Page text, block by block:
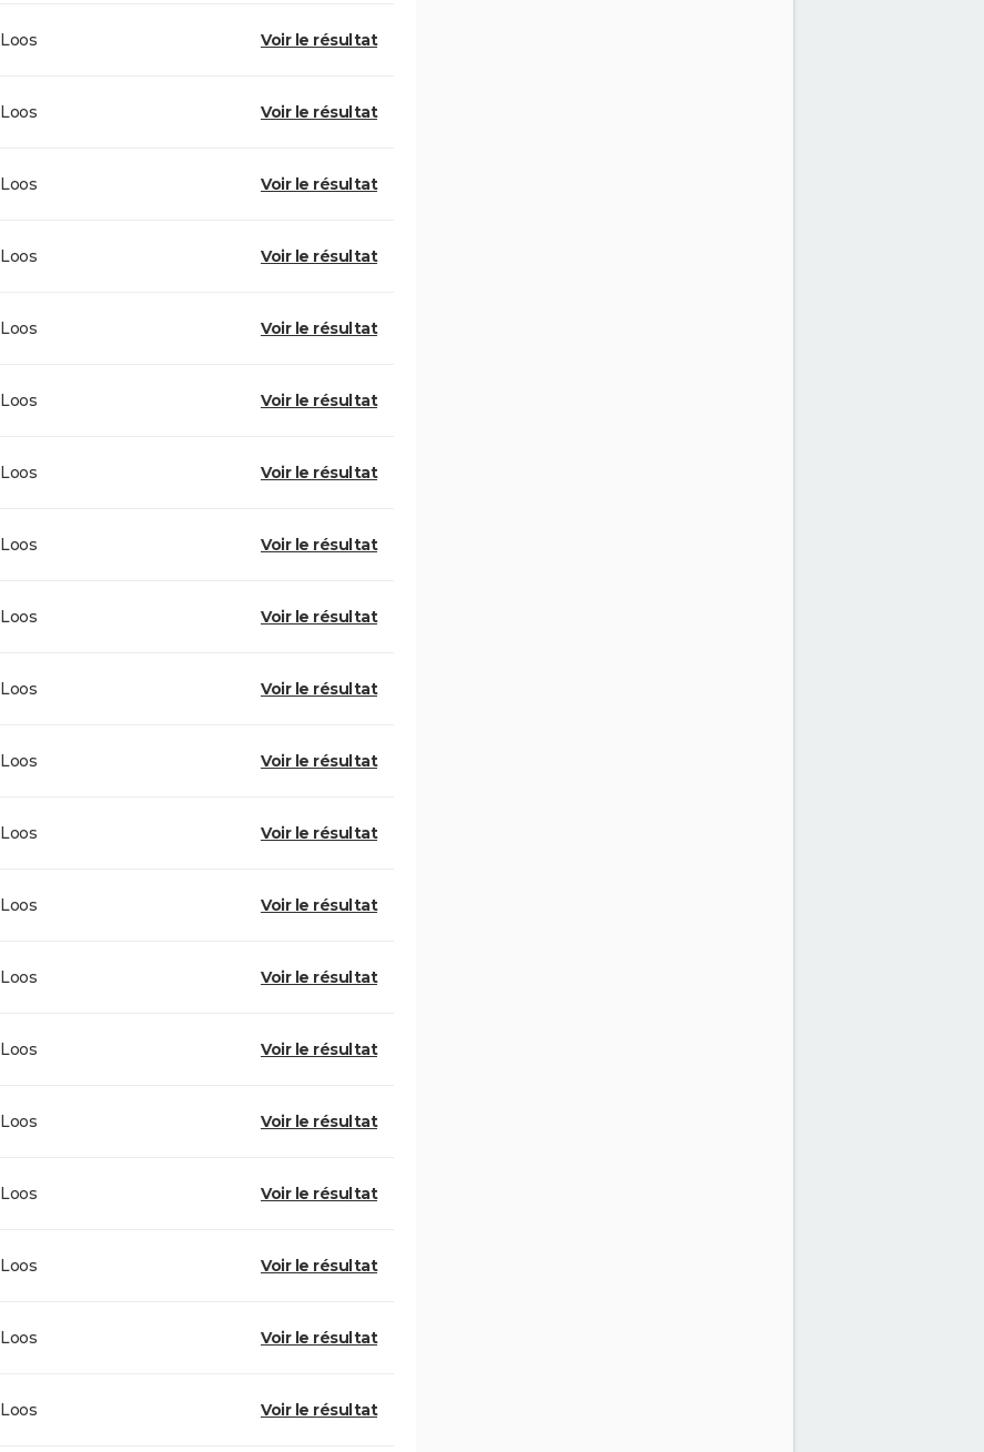
Loos Voir le résultat
Loos Voir le résultat
Loos Voir le résultat
Loos Voir le résultat
Loos Voir le résultat
Loos Voir le résultat
Loos Voir le résultat
Loos Voir le résultat
Loos Voir le résultat
Loos Voir le résultat
Loos Voir le résultat
Loos Voir le résultat
Loos Voir le résultat
Loos Voir le résultat
Loos Voir le résultat
Loos Voir le résultat
Loos Voir le résultat
Loos Voir le résultat
Loos Voir le résultat
Loos Voir le résultat